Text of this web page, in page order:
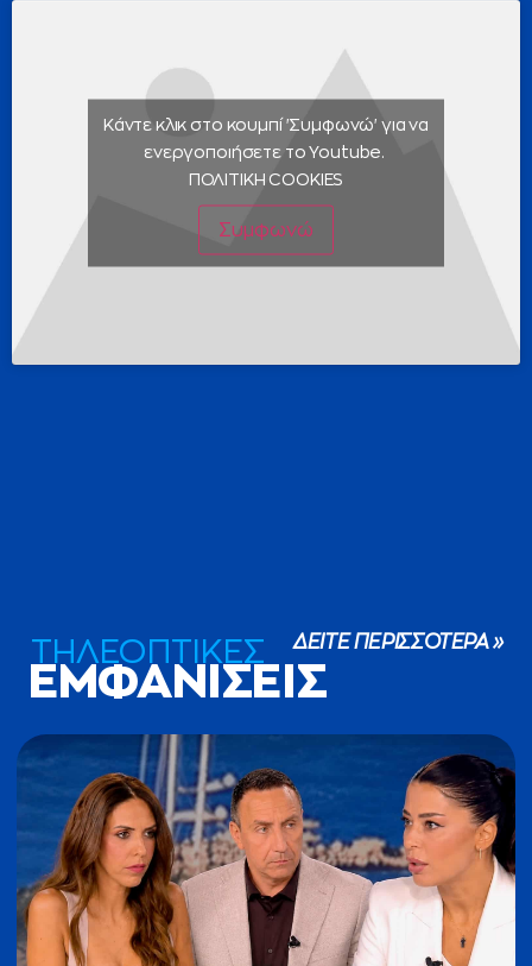
Κάντε κλικ στο κουμπί 'Συμφωνώ' για να
ενεργοποιήσετε το Youtube.
ΠΟΛΙΤΙΚΗ COOKIES
Συμφωνώ
ΤΗΛΕΟΠΤΙΚΕΣ
ΕΜΦΑΝΙΣΕΙΣ
ΔΕΙΤΕ ΠΕΡΙΣΣΟΤΕΡΑ »